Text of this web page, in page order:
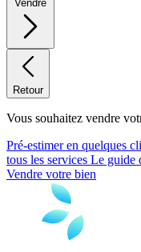
Vendre
Retour
Vous souhaitez vendre
Pré-estimer en quelques
tous les services Le guide
Vendre votre bien